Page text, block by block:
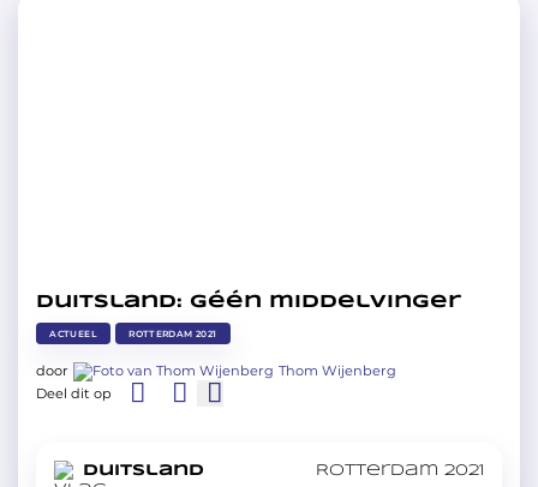
Duitsland: Géén middelvinger
ACTUEEL ROTTERDAM 2021
door
Thom Wijenberg
Deel dit op
Duitsland
in Rotterdam 2021